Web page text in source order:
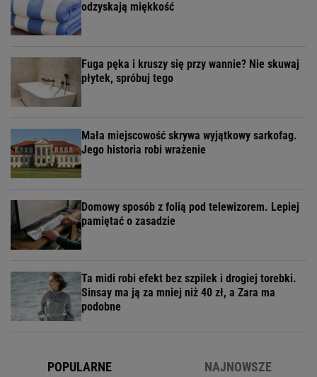
odzyskają miękkość
Fuga pęka i kruszy się przy wannie? Nie skuwaj
płytek, spróbuj tego
Mała miejscowość skrywa wyjątkowy sarkofag.
Jego historia robi wrażenie
Domowy sposób z folią pod telewizorem. Lepiej
pamiętać o zasadzie
Ta midi robi efekt bez szpilek i drogiej torebki.
Sinsay ma ją za mniej niż 40 zł, a Zara ma
podobne
POPULARNE NAJNOWSZE